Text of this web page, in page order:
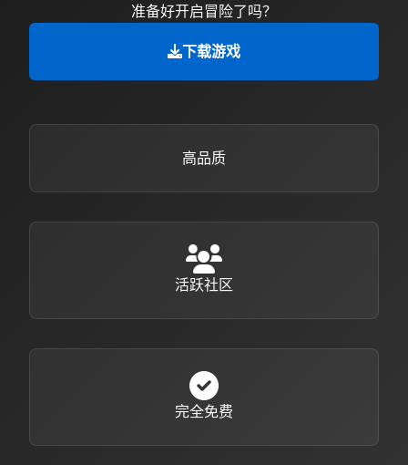
准备好开启冒险了吗？
下载游戏
高品质
活跃社区
完全免费